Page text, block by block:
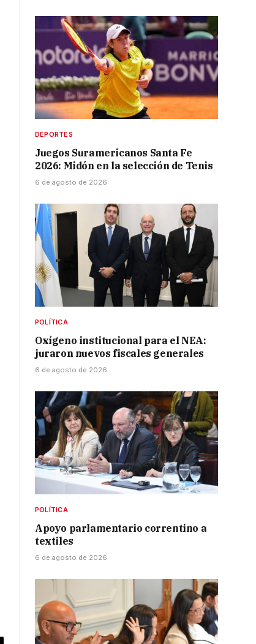
DEPORTES
Juegos Suramericanos Santa Fe
2026: Midón en la selección de Tenis
6 de agosto de 2026
POLÍTICA
Oxígeno institucional para el NEA:
juraron nuevos fiscales generales
6 de agosto de 2026
POLÍTICA
Apoyo parlamentario correntino a
textiles
6 de agosto de 2026